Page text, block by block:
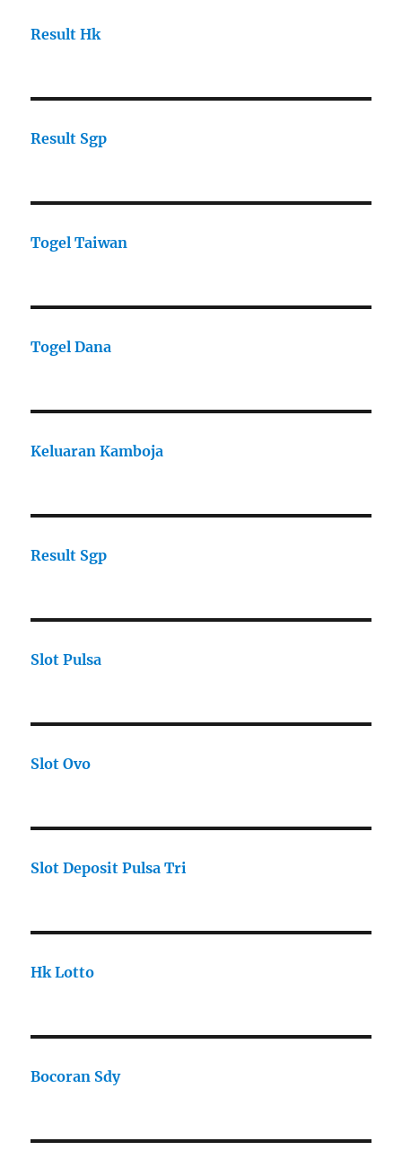
Result Hk
Result Sgp
Togel Taiwan
Togel Dana
Keluaran Kamboja
Result Sgp
Slot Pulsa
Slot Ovo
Slot Deposit Pulsa Tri
Hk Lotto
Bocoran Sdy